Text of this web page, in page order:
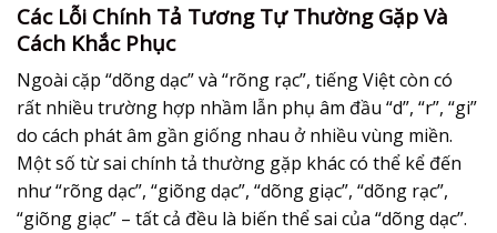
Các Lỗi Chính Tả Tương Tự Thường Gặp Và
Cách Khắc Phục
Ngoài cặp “dõng dạc” và “rõng rạc”, tiếng Việt còn có
rất nhiều trường hợp nhầm lẫn phụ âm đầu “d”, “r”, “gi”
do cách phát âm gần giống nhau ở nhiều vùng miền.
Một số từ sai chính tả thường gặp khác có thể kể đến
như “rõng dạc”, “giõng dạc”, “dõng giạc”, “dõng rạc”,
“giõng giạc” – tất cả đều là biến thể sai của “dõng dạc”.